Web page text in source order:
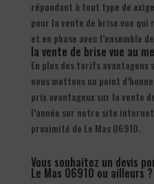
répondant à tout type de
pour la vente de brise vue qui
et en phase avec l’ensemble
la vente de brise vue au
En plus des tarifs avantageux
nous mettons un point
prix avantageux sur la vente
l’année sur notre site
proximité de Le Mas 06910.
Vous souhaitez un devis
Le Mas 06910 ou ailleurs ?